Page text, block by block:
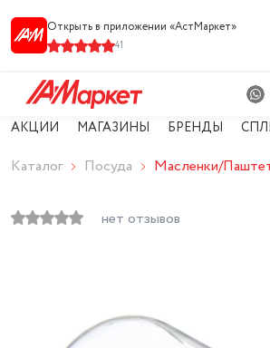
Открыть в приложении «АстМарке‪т‬»
41
АКЦИИ МАГАЗИНЫ БРЕНДЫ
Каталог Посуда Масленки/
нет отзывов